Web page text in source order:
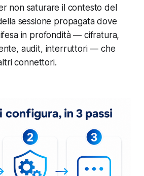
non saturare il contesto del
sessione propagata dove
in profondità — cifratura,
audit, interruttori — che
connettori.